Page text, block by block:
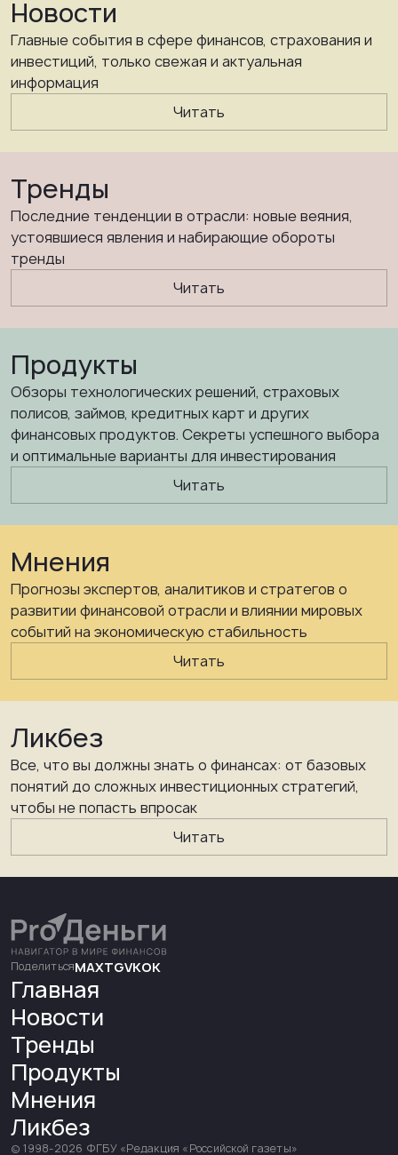
Новости
Главные события в сфере финансов, страхования и
инвестиций, только свежая и актуальная
информация
Читать
Тренды
Последние тенденции в отрасли: новые веяния,
устоявшиеся явления и набирающие обороты
тренды
Читать
Продукты
Обзоры технологических решений, страховых
полисов, займов, кредитных карт и других
финансовых продуктов. Секреты успешного выбора
и оптимальные варианты для инвестирования
Читать
Мнения
Прогнозы экспертов, аналитиков и стратегов о
развитии финансовой отрасли и влиянии мировых
событий на экономическую стабильность
Читать
Ликбез
Все, что вы должны знать о финансах: от базовых
понятий до сложных инвестиционных стратегий,
чтобы не попасть впросак
Читать
ПоделитьсяMAXTGVKOK
Главная
Новости
Тренды
Продукты
Мнения
Ликбез
© 1998-2026 ФГБУ «Редакция «Российской газеты»